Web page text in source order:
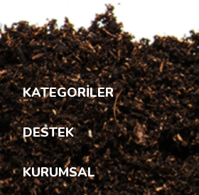
KATEGORİLER
DESTEK
KURUMSAL